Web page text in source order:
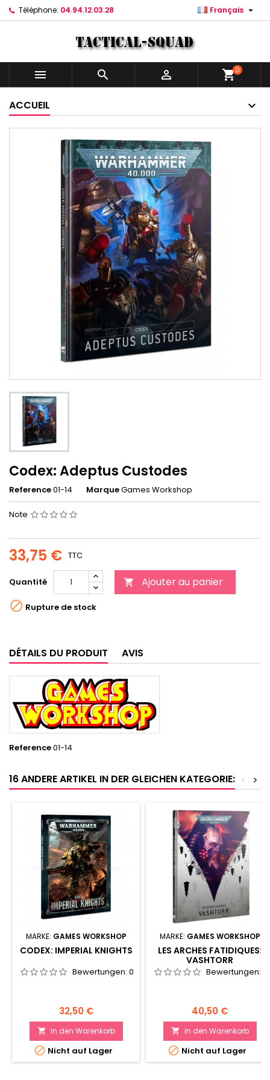
Téléphone: 04.94.12.03.28 Français 
   shopping_cart0
ACCUEIL
Codex: Adeptus Custodes
Reference01-14 MarqueGames Workshop
Note
33,75 € TTC
Quantité  Ajouter au panier
 Rupture de stock
DÉTAILS DU PRODUIT AVIS
Reference01-14
16 ANDERE ARTIKEL IN DER GLEICHEN KATEGORIE: >
<
MARKE: GAMES WORKSHOP
CODEX: IMPERIAL KNIGHTS
Bewertungen: 0
Preis
32,50 €
 In den Warenkorb
 Nicht auf Lager
MARKE: GAMES WORKSHOP
LES ARCHES FATIDIQUES:
VASHTORR
Bewertungen:
Preis
40,50 €
 In den Warenkorb
 Nicht auf Lager